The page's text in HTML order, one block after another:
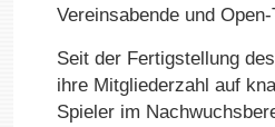
Vereinsabende und
Seit der Fertigstellung
ihre Mitgliederzahl auf
Spieler im